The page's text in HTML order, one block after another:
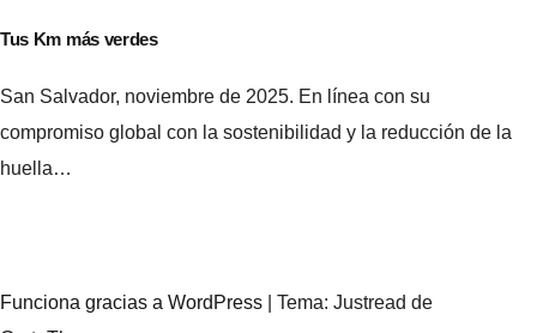
Tus Km más verdes
San Salvador, noviembre de 2025. En línea con su
compromiso global con la sostenibilidad y la reducción de la
huella…
Funciona gracias a WordPress
Tema: Justread de